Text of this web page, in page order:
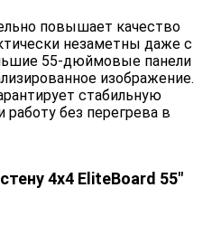
повышает качество
незаметны даже с
55-дюймовые панели
изображение.
стабильную
работу без перегрева в
4х4 EliteBoard 55"